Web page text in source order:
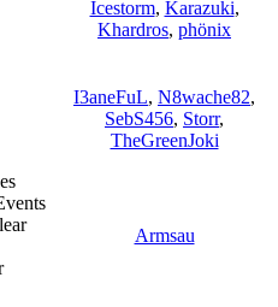
Icestorm, Karazuki,
Khardros, phönix
I3aneFuL, N8wache82,
SebS456, Storr,
TheGreenJoki
Armsau